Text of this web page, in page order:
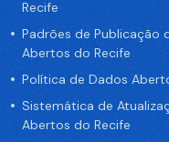
Recife
Padrões de Publicação
Abertos do Recife
Política de Dados
Sistemática de
Abertos do Recife